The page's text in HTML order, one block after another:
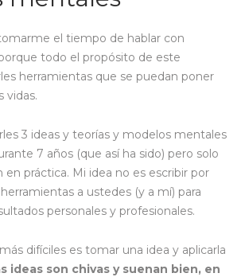
el tiempo de hablar con
todo el propósito de este
herramientas que se puedan poner
vidas.
3 ideas y teorías y modelos mentales
7 años (que así ha sido) pero solo
en práctica. Mi idea no es escribir por
a ustedes (y a mí) para
personales y profesionales.
difíciles es tomar una idea y aplicarla
ideas son chivas y suenan bien, en